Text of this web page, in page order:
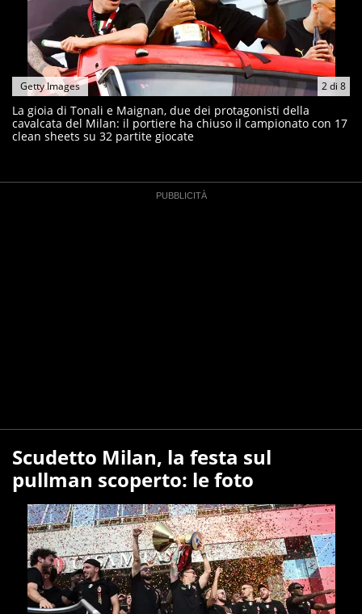
2di 8
Getty Images
La gioia di Tonali e Maignan, due dei protagonisti della
cavalcata del Milan: il portiere ha chiuso il campionato con 17
clean sheets su 32 partite giocate
Scudetto Milan, la festa sul
pullman scoperto: le foto